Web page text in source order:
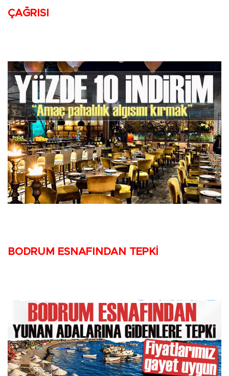
ÇAĞRISI
BODRUM ESNAFINDAN TEPKİ